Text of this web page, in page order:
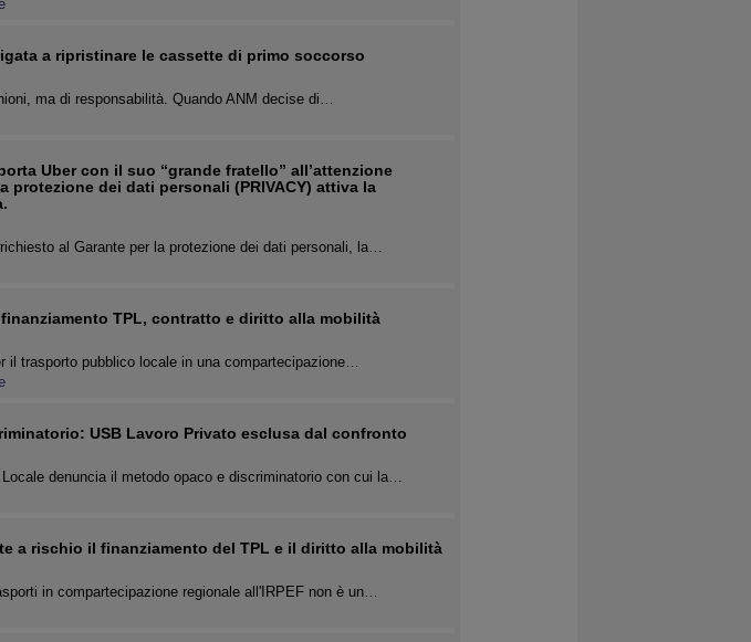
a ripristinare le cassette di primo soccorso
ma di responsabilità. Quando ANM decise di…
Uber con il suo “grande fratello” all’attenzione
protezione dei dati personali (PRIVACY) attiva la
al Garante per la protezione dei dati personali, la…
TPL, contratto e diritto alla mobilità
il trasporto pubblico locale in una compartecipazione…
USB Lavoro Privato esclusa dal confronto
denuncia il metodo opaco e discriminatorio con cui la…
a rischio il finanziamento del TPL e il diritto alla mobilità
in compartecipazione regionale all'IRPEF non è un…